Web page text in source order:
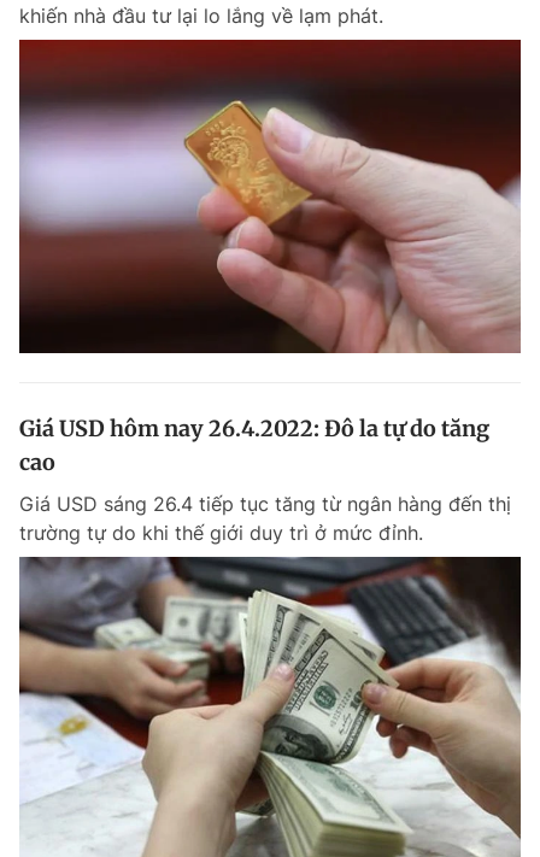
khiến nhà đầu tư lại lo lắng về lạm phát.
Giá USD hôm nay 26.4.2022: Đô la tự do tăng
cao
Giá USD sáng 26.4 tiếp tục tăng từ ngân hàng đến thị
trường tự do khi thế giới duy trì ở mức đỉnh.